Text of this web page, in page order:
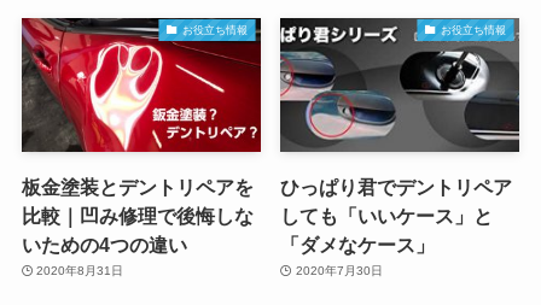
お役立ち情報
板金塗装とデントリペアを
比較｜凹み修理で後悔しな
いための4つの違い
2020年8月31日
お役立ち情報
ひっぱり君でデントリペア
しても「いいケース」と
「ダメなケース」
2020年7月30日